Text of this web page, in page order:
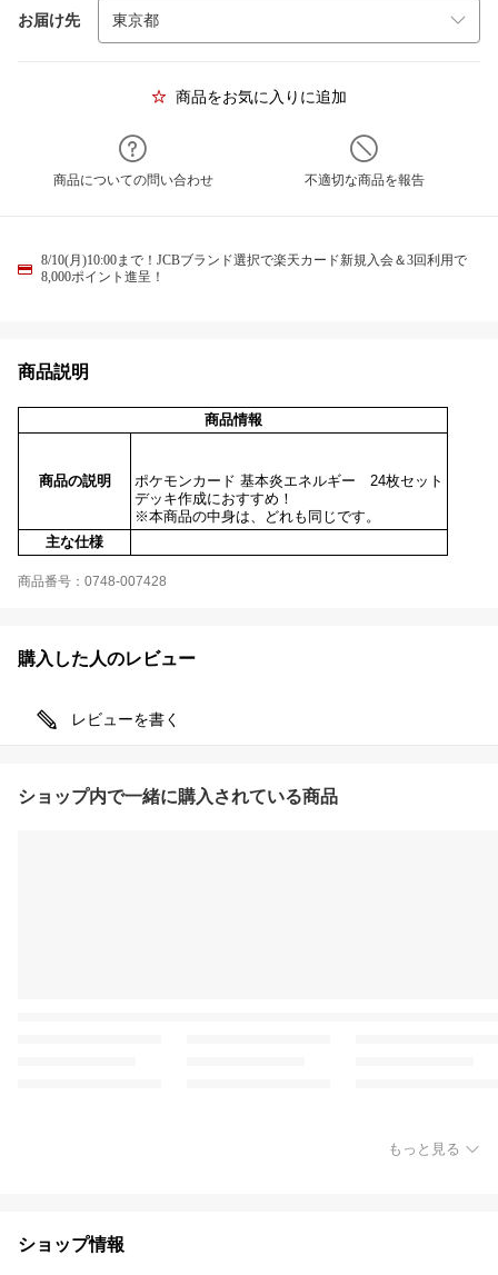
お届け先
商品をお気に入りに追加
商品についての問い合わせ 不適切な商品を報告
8/10(月)10:00まで！JCBブランド選択で楽天カード新規入会＆3回利用で
8,000ポイント進呈！
商品説明
商品情報
商品の説明
ポケモンカード 基本炎エネルギー 24枚セット
デッキ作成におすすめ！
※本商品の中身は、どれも同じです。
主な仕様
商品番号：0748-007428
購入した人のレビュー
レビューを書く
ショップ内で一緒に購入されている商品
もっと見る
ショップ情報